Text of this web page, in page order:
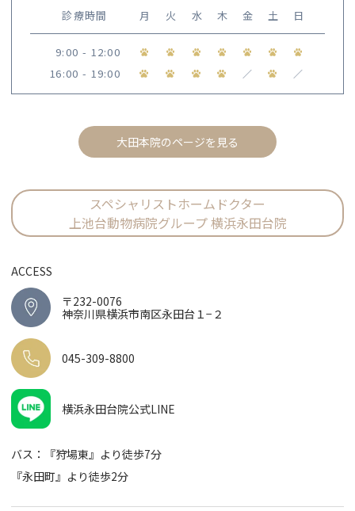
診療時間 月 火 水 木 金 土 日
9:00 - 12:00
16:00 - 19:00
／ ／
大田本院のページを見る
スペシャリストホームドクター
上池台動物病院グループ 横浜永田台院
ACCESS
〒232-0076
神奈川県横浜市南区永田台１−２
045-309-8800
横浜永田台院公式LINE
バス：『狩場東』より徒歩7分
『永田町』より徒歩2分